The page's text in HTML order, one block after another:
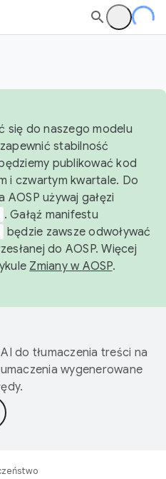
się do naszego modelu
stabilność
publikować kod
i czwartym kwartale. Do
używaj gałęzi
. Gałąź manifestu
będzie zawsze odwoływać
do AOSP. Więcej
Zmiany w AOSP.
do tłumaczenia treści na
wygenerowane